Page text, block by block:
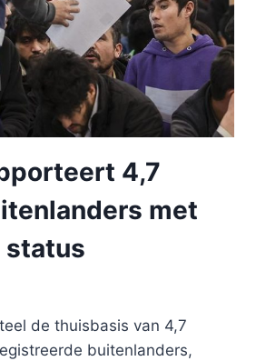
4,7
met
status
de thuisbasis van 4,7
buitenlanders,